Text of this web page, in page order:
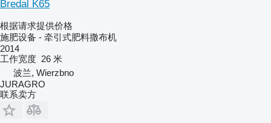
Bredal K65
根据请求提供价格
施肥设备 - 牵引式肥料撒布机
2014
工作宽度 26 米
波兰, Wierzbno
JURAGRO
联系卖方